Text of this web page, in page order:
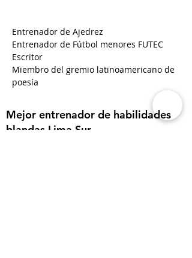
Entrenador de Ajedrez
Entrenador de Fútbol menores FUTEC
Escritor
Miembro del gremio latinoamericano de
poesía
Mejor entrenador de habilidades
blandas Lima Sur